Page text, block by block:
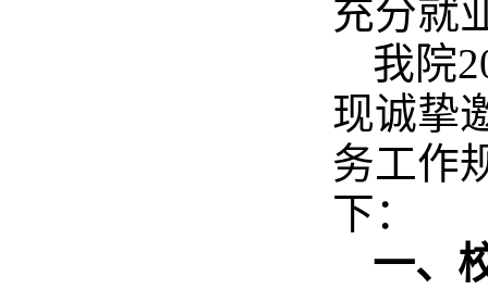
充分就
我院
现诚挚
务工作
下：
一、